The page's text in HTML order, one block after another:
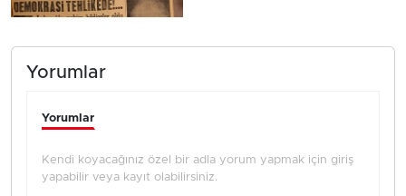
Yorumlar
Yorumlar
Kendi koyacağınız özel bir adla yorum yapmak için giriş
yapabilir veya kayıt olabilirsiniz.